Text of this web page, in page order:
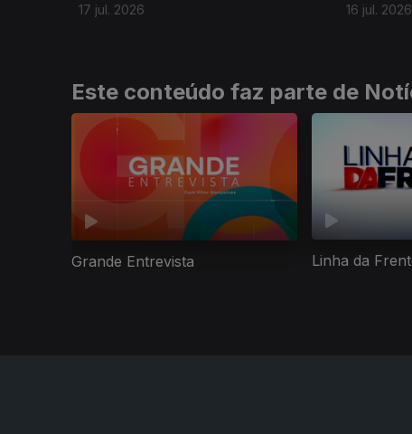
17 jul. 2026 16 jul. 2026
Este conteúdo faz parte de
Grande Entrevista Linha da